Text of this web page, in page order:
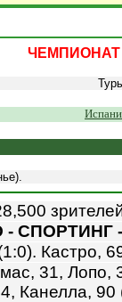
ЧЕМПИОНАТ
СПОРТИНГ -
Кастро,
31, Лопо,
Канелла, 90